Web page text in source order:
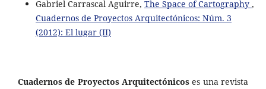
Gabriel Carrascal Aguirre, The Space of Cartography ,
Cuadernos de Proyectos Arquitectónicos: Núm. 3
(2012): El lugar (II)
Cuadernos de Proyectos Arquitectónicos es una revista